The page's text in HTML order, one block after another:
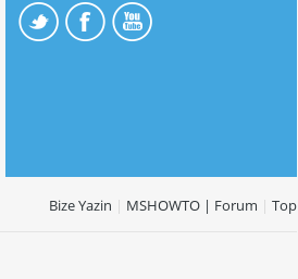
Bize Yazin | MSHOWTO | Forum | Top